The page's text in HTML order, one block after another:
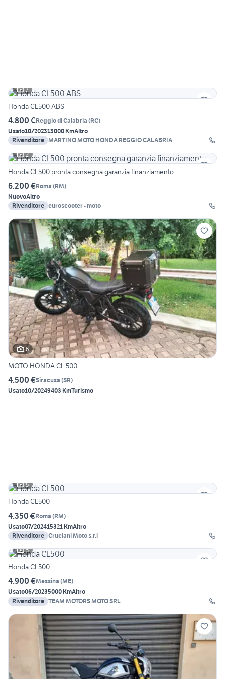
7
Honda CL500 ABS
4.800 €Reggio di Calabria (RC)
Usato10/202313000 KmAltro
Rivenditore MARTINO MOTO HONDA REGGIO CALABRIA
2
Honda CL500 pronta consegna garanzia finanziamento
6.200 €Roma (RM)
NuovoAltro
Rivenditore euroscooter - moto
6
MOTO HONDA CL 500
4.500 €Siracusa (SR)
Usato10/20249403 KmTurismo
5
Honda CL500
4.350 €Roma (RM)
Usato07/202415321 KmAltro
Rivenditore Cruciani Moto s.r.l
5
Honda CL500
4.900 €Messina (ME)
Usato06/20235000 KmAltro
Rivenditore TEAM MOTORS MOTO SRL